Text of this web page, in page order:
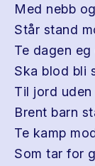
Med nebb
Står stand
Te dagen eg
Ska blod bli
Til jord
Brent barn
Te kamp
Som tar for